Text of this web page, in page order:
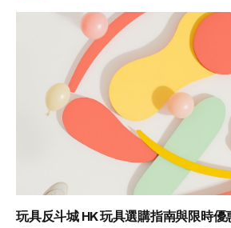
玩具反斗城 HK 玩具選購指南與限時優